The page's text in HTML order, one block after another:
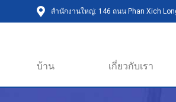
สำนักงานใหญ่: 146 ถนน Phan Xich
บ้าน เกี่ยวกับเรา